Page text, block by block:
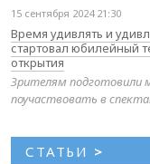
15 сентября 2024 21:30
Время удивлять и
стартовал юбилейный
открытия
Зрителям подготовили
поучаствовать в
СТАТЬИ >